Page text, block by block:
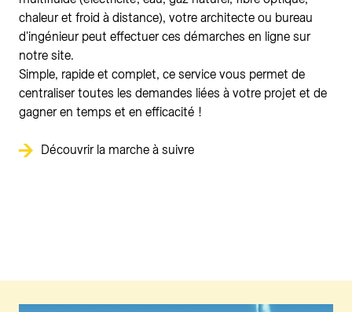
chaleur et froid à distance), votre architecte ou bureau
d'ingénieur peut effectuer ces démarches en ligne sur
notre site.
Simple, rapide et complet, ce service vous permet de
centraliser toutes les demandes liées à votre projet et de
gagner en temps et en efficacité !
Découvrir la marche à suivre